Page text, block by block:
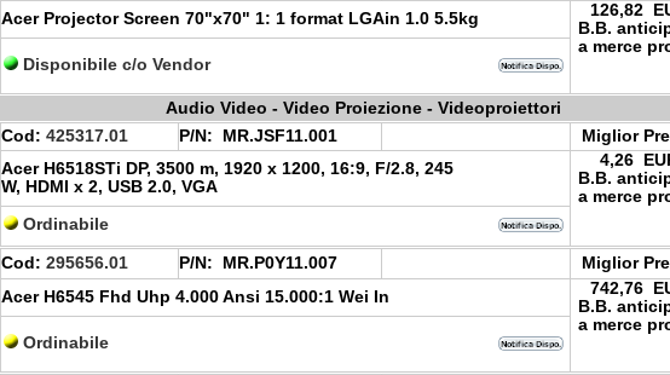
Acer Projector Screen 70"x70" 1: 1 format LGAin 1.0 5.5kg
126,82
B.B.
a merce
Disponibile c/o Vendor
Audio Video - Video Proiezione - Videoproiettori
Cod: 425317.01 P/N: MR.JSF11.001 Miglior
Acer H6518STi DP, 3500 m, 1920 x 1200, 16:9, F/2.8, 245
W, HDMI x 2, USB 2.0, VGA
4,26
B.B.
a merce
Ordinabile
Cod: 295656.01 P/N: MR.P0Y11.007 Miglior
Acer H6545 Fhd Uhp 4.000 Ansi 15.000:1 Wei In
742,76
B.B.
a merce
Ordinabile